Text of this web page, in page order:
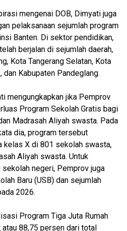
mengenai DOB, Dimyati juga
pelaksanaan sejumlah program
Banten. Di sektor pendidikan,
berjalan di sejumlah daerah,
Kota Tangerang Selatan, Kota
dan Kabupaten Pandeglang.
mengungkapkan jika Pemprov
Program Sekolah Gratis bagi
Madrasah Aliyah swasta. Pada
dia, program tersebut
kelas X di 801 sekolah swasta,
Aliyah swasta. Untuk
negeri, Pemprov juga
Baru (USB) dan sejumlah
2026.
Program Tiga Juta Rumah
88,75 persen dari total